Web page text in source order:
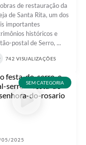
de restauração da
de Santa Rita, um dos
importantes
históricos e
postal de Serro, ...
742 VISUALIZAÇÕES
SEM CATEGORIA
2025